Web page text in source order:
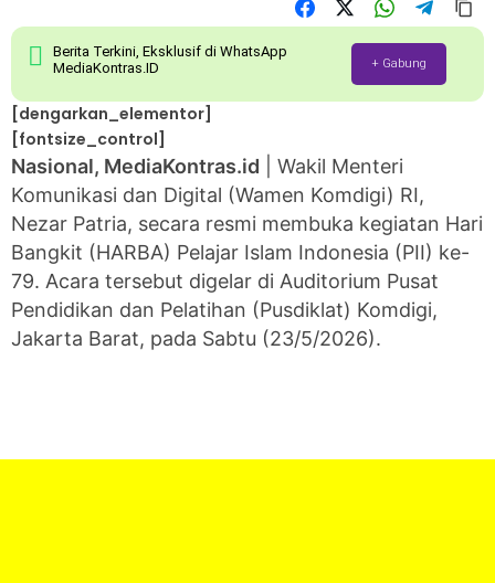
Berita Terkini, Eksklusif di WhatsApp
MediaKontras.ID
+ Gabung
[dengarkan_elementor]
[fontsize_control]
Nasional, MediaKontras.id | Wakil Menteri
Komunikasi dan Digital (Wamen Komdigi) RI,
Nezar Patria, secara resmi membuka kegiatan Hari
Bangkit (HARBA) Pelajar Islam Indonesia (PII) ke-
79. Acara tersebut digelar di Auditorium Pusat
Pendidikan dan Pelatihan (Pusdiklat) Komdigi,
Jakarta Barat, pada Sabtu (23/5/2026).